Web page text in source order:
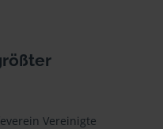
Vereinigte